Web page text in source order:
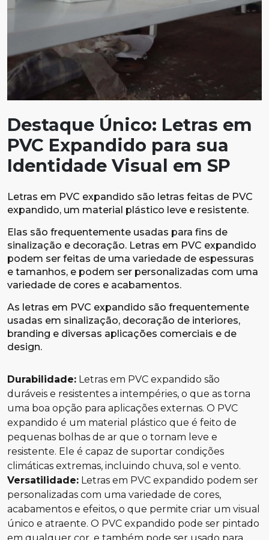
1/ 20
Destaque Único: Letras em
PVC Expandido para sua
Identidade Visual em SP
Letras em PVC expandido são letras feitas de PVC
expandido, um material plástico leve e resistente.
Elas são frequentemente usadas para fins de
sinalização e decoração. Letras em PVC expandido
podem ser feitas de uma variedade de espessuras
e tamanhos, e podem ser personalizadas com uma
variedade de cores e acabamentos.
As letras em PVC expandido são frequentemente
usadas em sinalização, decoração de interiores,
branding e diversas aplicações comerciais e de
design.
Durabilidade: Letras em PVC expandido são
duráveis e resistentes a intempéries, o que as torna
uma boa opção para aplicações externas. O PVC
expandido é um material plástico que é feito de
pequenas bolhas de ar que o tornam leve e
resistente. Ele é capaz de suportar condições
climáticas extremas, incluindo chuva, sol e vento.
Versatilidade: Letras em PVC expandido podem ser
personalizadas com uma variedade de cores,
acabamentos e efeitos, o que permite criar um visual
único e atraente. O PVC expandido pode ser pintado